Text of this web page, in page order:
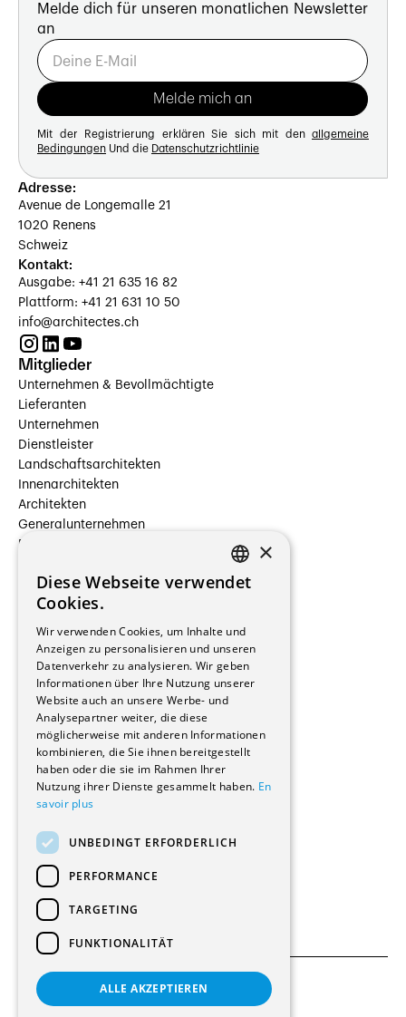
Melde dich für unseren monatlichen Newsletter
an
Mit der Registrierung erklären Sie sich mit den allgemeine
Bedingungen Und die Datenschutzrichtlinie
Adresse:
Avenue de Longemalle 21
1020 Renens
Schweiz
Kontakt:
Ausgabe: +41 21 635 16 82
Plattform: +41 21 631 10 50
info@architectes.ch
Mitglieder
Unternehmen & Bevollmächtigte
Lieferanten
Unternehmen
Dienstleister
Landschaftsarchitekten
Innenarchitekten
Architekten
Generalunternehmen
Beauftragte Unternehmen
Hersteller/Lieferanten
Bauherrschaften
Immobilienverwaltungsgesellschaften
Stockwerkeigentum
Reportagen
Wohnungen
Renovierungen
Innere Umbauten
Gastgewerbe und Tourismus
Verwaltungsgebäude und Geschäfte
Schuleinrichtungen
Medizinische Einrichtungen
Kultur - Sport - Freizeit
Industrie - Handwerk
Transport und Parkplätze
Diverse Bauten
Allgemeine Bedingungen
FRENCH
×
Diese Webseite verwendet
Cookies.
Wir verwenden Cookies, um Inhalte und
Anzeigen zu personalisieren und unseren
Datenverkehr zu analysieren. Wir geben
Informationen über Ihre Nutzung unserer
Website auch an unsere Werbe- und
Analysepartner weiter, die diese
möglicherweise mit anderen Informationen
kombinieren, die Sie ihnen bereitgestellt
haben oder die sie im Rahmen Ihrer
Nutzung ihrer Dienste gesammelt haben. En
savoir plus
UNBEDINGT ERFORDERLICH
PERFORMANCE
TARGETING
FUNKTIONALITÄT
ALLE AKZEPTIEREN